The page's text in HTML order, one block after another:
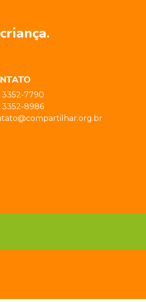
3352-7790
3352-8986